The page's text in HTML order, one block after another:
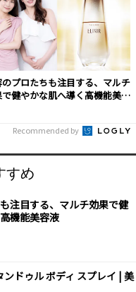
プロたちも注目する、マルチ
健やかな肌へ導く高機能美容
Recommended by
すめ
注目する、マルチ効果で健
機能美容液
ンドゥル ボディ スプレイ | 美